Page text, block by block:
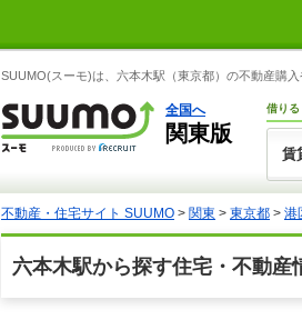
SUUMO(スーモ)は、六本木駅（東京都）の不動産購
全国へ
関東版
借りる
賃
不動産・住宅サイト SUUMO > 関東 > 東京都 > 港
六本木駅から探す住宅・不動産